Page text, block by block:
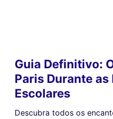
Guia Definitivo:
Paris Durante as
Escolares
Descubra todos os